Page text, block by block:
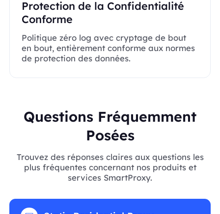
Protection de la Confidentialité
Conforme
Politique zéro log avec cryptage de bout
en bout, entièrement conforme aux normes
de protection des données.
Questions Fréquemment
Posées
Trouvez des réponses claires aux questions les
plus fréquentes concernant nos produits et
services SmartProxy.